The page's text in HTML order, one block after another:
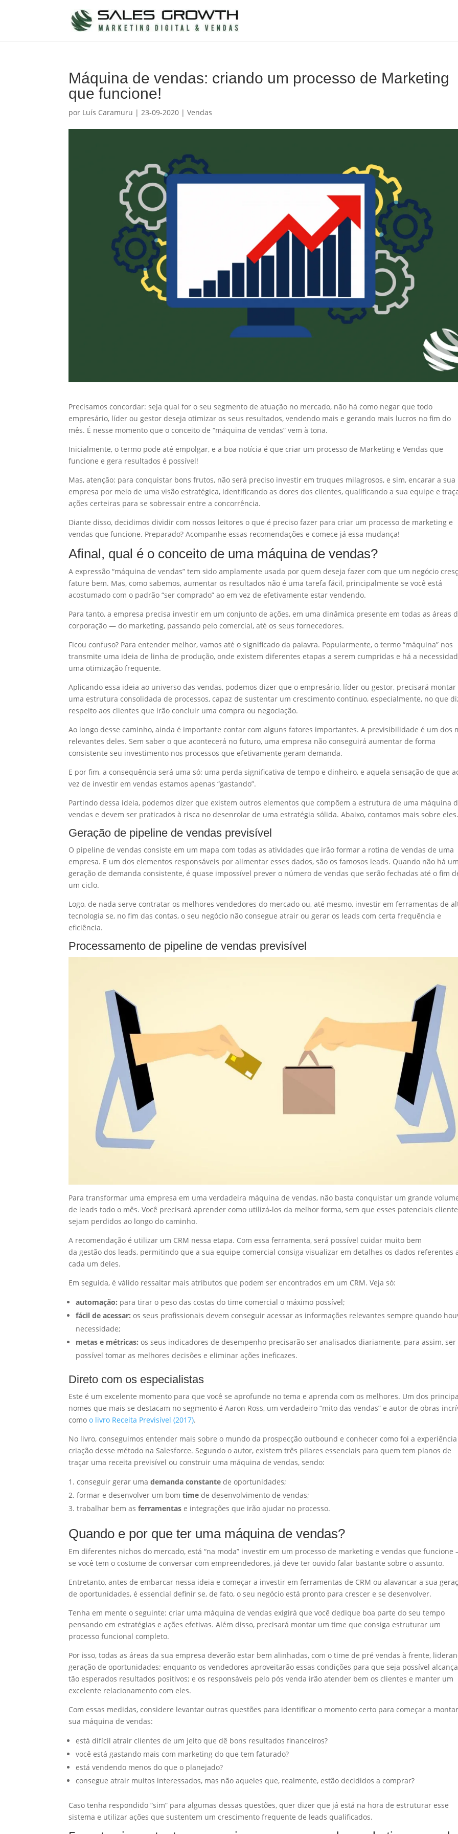
Máquina de vendas: criando um processo de Marketing
que funcione!
por Luís Caramuru |23-09-2020 |Vendas
Precisamos concordar: seja qual for o seu segmento de atuação no mercado, não há como negar que todo
empresário, líder ou gestor deseja otimizar os seus resultados, vendendo mais e gerando mais lucros no fim do
mês. É nesse momento que o conceito de “máquina de vendas” vem à tona.
Inicialmente, o termo pode até empolgar, e a boa notícia é que criar um processo de Marketing e Vendas que
funcione e gera resultados é possível!
Mas, atenção: para conquistar bons frutos, não será preciso investir em truques milagrosos, e sim, encarar a sua
empresa por meio de uma visão estratégica, identificando as dores dos clientes, qualificando a sua equipe e
ações certeiras para se sobressair entre a concorrência.
Diante disso, decidimos dividir com nossos leitores o que é preciso fazer para criar um processo de marketing e
vendas que funcione. Preparado? Acompanhe essas recomendações e comece já essa mudança!
Afinal, qual é o conceito de uma máquina de vendas?
A expressão “máquina de vendas” tem sido amplamente usada por quem deseja fazer com que um negócio
fature bem. Mas, como sabemos, aumentar os resultados não é uma tarefa fácil, principalmente se você está
acostumado com o padrão “ser comprado” ao em vez de efetivamente estar vendendo.
Para tanto, a empresa precisa investir em um conjunto de ações, em uma dinâmica presente em todas as áreas
corporação — do marketing, passando pelo comercial, até os seus fornecedores.
Ficou confuso? Para entender melhor, vamos até o significado da palavra. Popularmente, o termo “máquina” nos
transmite uma ideia de linha de produção, onde existem diferentes etapas a serem cumpridas e há a
uma otimização frequente.
Aplicando essa ideia ao universo das vendas, podemos dizer que o empresário, líder ou gestor, precisará montar
uma estrutura consolidada de processos, capaz de sustentar um crescimento contínuo, especialmente, no que
respeito aos clientes que irão concluir uma compra ou negociação.
Ao longo desse caminho, ainda é importante contar com alguns fatores importantes. A previsibilidade é um dos
relevantes deles. Sem saber o que acontecerá no futuro, uma empresa não conseguirá aumentar de forma
consistente seu investimento nos processos que efetivamente geram demanda.
E por fim, a consequência será uma só: uma perda significativa de tempo e dinheiro, e aquela sensação de que
vez de investir em vendas estamos apenas “gastando”.
Partindo dessa ideia, podemos dizer que existem outros elementos que compõem a estrutura de uma máquina
vendas e devem ser praticados à risca no desenrolar de uma estratégia sólida. Abaixo, contamos mais sobre eles.
Geração de pipeline de vendas previsível
O pipeline de vendas consiste em um mapa com todas as atividades que irão formar a rotina de vendas de uma
empresa. E um dos elementos responsáveis por alimentar esses dados, são os famosos leads. Quando não há
geração de demanda consistente, é quase impossível prever o número de vendas que serão fechadas até o fim
um ciclo.
Logo, de nada serve contratar os melhores vendedores do mercado ou, até mesmo, investir em ferramentas de
tecnologia se, no fim das contas, o seu negócio não consegue atrair ou gerar os leads com certa frequência e
eficiência.
Processamento de pipeline de vendas previsível
Para transformar uma empresa em uma verdadeira máquina de vendas, não basta conquistar um grande
de leads todo o mês. Você precisará aprender como utilizá-los da melhor forma, sem que esses potenciais
sejam perdidos ao longo do caminho.
A recomendação é utilizar um CRM nessa etapa. Com essa ferramenta, será possível cuidar muito bem
da gestão dos leads, permitindo que a sua equipe comercial consiga visualizar em detalhes os dados referentes
cada um deles.
Em seguida, é válido ressaltar mais atributos que podem ser encontrados em um CRM. Veja só:
automação: para tirar o peso das costas do time comercial o máximo possível;
fácil de acessar: os seus profissionais devem conseguir acessar as informações relevantes sempre quando
necessidade;
metas e métricas: os seus indicadores de desempenho precisarão ser analisados diariamente, para assim, ser
possível tomar as melhores decisões e eliminar ações ineficazes.
Direto com os especialistas
Este é um excelente momento para que você se aprofunde no tema e aprenda com os melhores. Um dos
nomes que mais se destacam no segmento é Aaron Ross, um verdadeiro “mito das vendas” e autor de obras
comoo livro Receita Previsível (2017).
No livro, conseguimos entender mais sobre o mundo da prospecção outbound e conhecer como foi a
criação desse método na Salesforce. Segundo o autor, existem três pilares essenciais para quem tem planos de
traçar uma receita previsível ou construir uma máquina de vendas, sendo:
conseguir gerar umademanda constante de oportunidades;
formar e desenvolver um bomtime de desenvolvimento de vendas;
trabalhar bem asferramentas e integrações que irão ajudar no processo.
Quando e por que ter uma máquina de vendas?
Em diferentes nichos do mercado, está “na moda” investir em um processo de marketing e vendas que funcione
se você tem o costume de conversar com empreendedores, já deve ter ouvido falar bastante sobre o assunto.
Entretanto, antes de embarcar nessa ideia e começar a investir em ferramentas de CRM ou alavancar a sua
de oportunidades, é essencial definir se, de fato, o seu negócio está pronto para crescer e se desenvolver.
Tenha em mente o seguinte: criar uma máquina de vendas exigirá que você dedique boa parte do seu tempo
pensando em estratégias e ações efetivas. Além disso, precisará montar um time que consiga estruturar um
processo funcional completo.
Por isso, todas as áreas da sua empresa deverão estar bem alinhadas, com o time de pré vendas à frente,
geração de oportunidades; enquanto os vendedores aproveitarão essas condições para que seja possível
tão esperados resultados positivos; e os responsáveis pelo pós venda irão atender bem os clientes e manter um
excelente relacionamento com eles.
Com essas medidas, considere levantar outras questões para identificar o momento certo para começar a
sua máquina de vendas:
está difícil atrair clientes de um jeito que dê bons resultados financeiros?
você está gastando mais com marketing do que tem faturado?
está vendendo menos do que o planejado?
consegue atrair muitos interessados, mas não aqueles que, realmente, estão decididos a comprar?
Caso tenha respondido “sim” para algumas dessas questões, quer dizer que já está na hora de estruturar esse
sistema e utilizar ações que sustentem um crescimento frequente de leads qualificados.